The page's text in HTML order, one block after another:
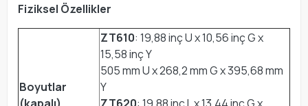
Fiziksel Özellikler
Boyutlar
ZT610: 19,88 inç U x 10,56 inç G x
15,58 inç Y
505 mm U x 268,2 mm G x 395,68 mm
Y